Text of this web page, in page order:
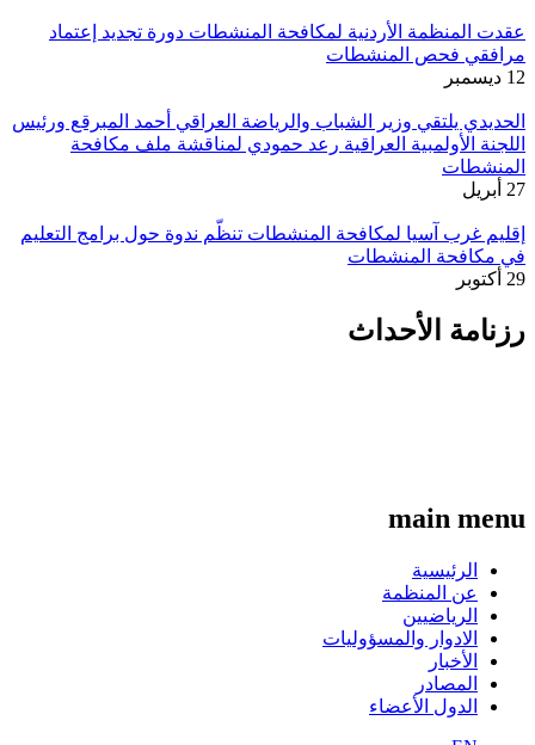
عقدت المنظمة الأردنية لمكافحة المنشطات دورة تجديد إعتماد
مرافقي فحص المنشطات
12 ديسمبر
الحديدي يلتقي وزير الشباب والرياضة العراقي أحمد المبرقع ورئيس
اللجنة الأولمبية العراقية رعد حمودي لمناقشة ملف مكافحة
المنشطات
27 أبريل
إقليم غرب آسيا لمكافحة المنشطات تنظّم ندوة حول برامج التعليم
في مكافحة المنشطات
29 أكتوبر
رزنامة الأحداث
main menu
الرئيسية
عن المنظمة
الرياضيين
الادوار والمسؤوليات
الأخبار
المصادر
الدول الأعضاء